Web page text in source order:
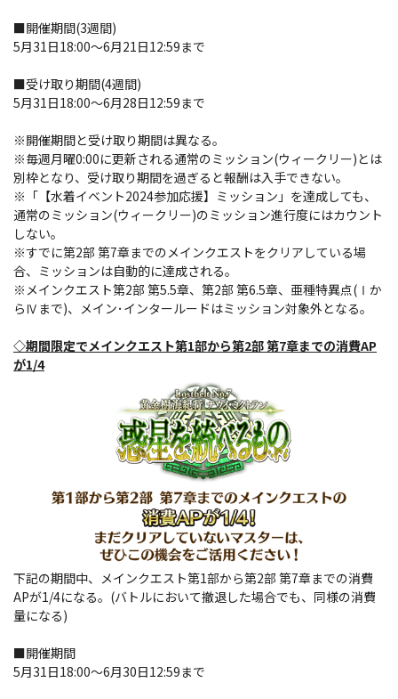
■開催期間(3週間)
5月31日18:00～6月21日12:59まで
■受け取り期間(4週間)
5月31日18:00～6月28日12:59まで
※開催期間と受け取り期間は異なる。
※毎週月曜0:00に更新される通常のミッション(ウィークリー)とは
別枠となり、受け取り期間を過ぎると報酬は入手できない。
※「【水着イベント2024参加応援】ミッション」を達成しても、
通常のミッション(ウィークリー)のミッション進行度にはカウント
しない。
※すでに第2部 第7章までのメインクエストをクリアしている場
合、ミッションは自動的に達成される。
※メインクエスト第2部 第5.5章、第2部 第6.5章、亜種特異点(Ⅰか
らⅣまで)、メイン･インタールードはミッション対象外となる。
◇期間限定でメインクエスト第1部から第2部 第7章までの消費AP
が1/4
下記の期間中、メインクエスト第1部から第2部 第7章までの消費
APが1/4になる。(バトルにおいて撤退した場合でも、同様の消費
量になる)
■開催期間
5月31日18:00～6月30日12:59まで